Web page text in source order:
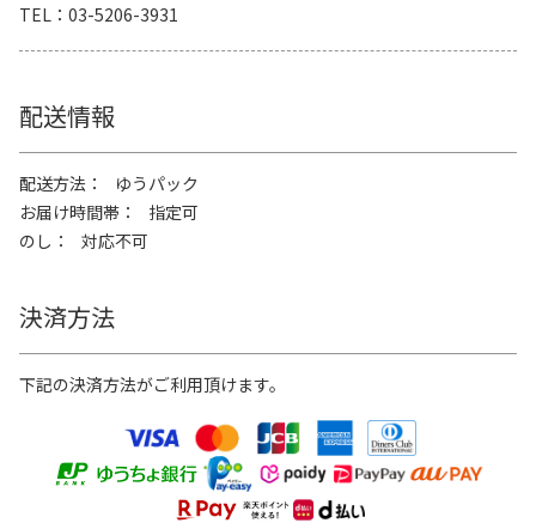
TEL
03-5206-3931
配送情報
配送方法
ゆうパック
お届け時間帯
指定可
のし
対応不可
決済方法
下記の決済方法がご利用頂けます。